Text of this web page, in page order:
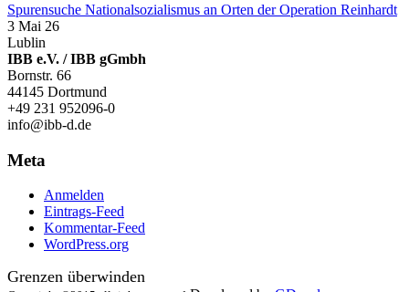
Spurensuche Nationalsozialismus an Orten der Operation Reinhardt
3 Mai 26
Lublin
IBB e.V. / IBB gGmbh
Bornstr. 66
44145 Dortmund
+49 231 952096-0
info@ibb-d.de
Meta
Anmelden
Eintrags-Feed
Kommentar-Feed
WordPress.org
Grenzen überwinden